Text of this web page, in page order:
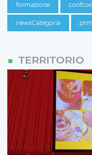
formazione
newsCategoria pnrr
TERRITORIO